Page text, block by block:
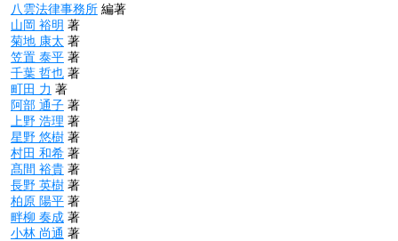
八雲法律事務所編著
山岡 裕明 著
菊地 康太 著
笠置 泰平著
千葉 哲也著
町田 力 著
阿部 通子著
上野 浩理 著
星野 悠樹著
村田 和希著
髙間 裕貴著
長野 英樹著
柏原 陽平著
畔柳 奏成著
小林 尚通 著